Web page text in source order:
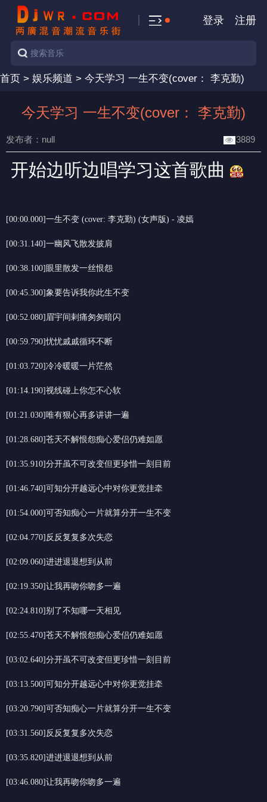
登录 注册
首页 > 娱乐频道 > 今天学习 一生不变(cover： 李克勤)
今天学习 一生不变(cover： 李克勤)
发布者：null 3889
开始边听边唱学习这首歌曲
[00:00.000]一生不变 (cover: 李克勤) (女声版) - 凌嫣
[00:31.140]一幽风飞散发披肩
[00:38.100]眼里散发一丝恨怨
[00:45.300]象要告诉我你此生不变
[00:52.080]眉宇间剌痛匆匆暗闪
[00:59.790]忧忧戚戚循环不断
[01:03.720]冷冷暖暖一片茫然
[01:14.190]视线碰上你怎不心软
[01:21.030]唯有狠心再多讲讲一遍
[01:28.680]苍天不解恨怨痴心爱侣仍难如愿
[01:35.910]分开虽不可改变但更珍惜一刻目前
[01:46.740]可知分开越远心中对你更觉挂牵
[01:54.000]可否知痴心一片就算分开一生不变
[02:04.770]反反复复多次失恋
[02:09.060]进进退退想到从前
[02:19.350]让我再吻你吻多一遍
[02:24.810]别了不知哪一天相见
[02:55.470]苍天不解恨怨痴心爱侣仍难如愿
[03:02.640]分开虽不可改变但更珍惜一刻目前
[03:13.500]可知分开越远心中对你更觉挂牵
[03:20.790]可否知痴心一片就算分开一生不变
[03:31.560]反反复复多次失恋
[03:35.820]进进退退想到从前
[03:46.080]让我再吻你吻多一遍